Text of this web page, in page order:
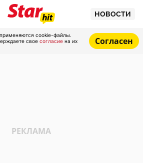
НОВОСТИ
cookie-файлы.
свое согласие на их
Согласен